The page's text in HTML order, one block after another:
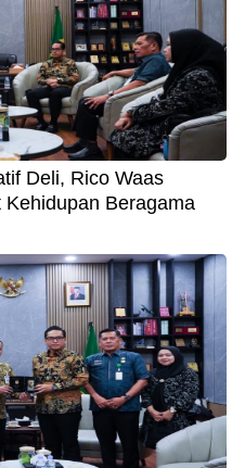
Deli, Rico Waas
Beragama